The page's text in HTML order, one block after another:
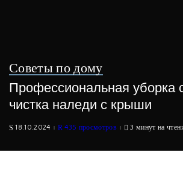
Советы по дому
Профессиональная уборка
чистка наледи с крыши
18.10.2024 435 просмотров 3 минут на